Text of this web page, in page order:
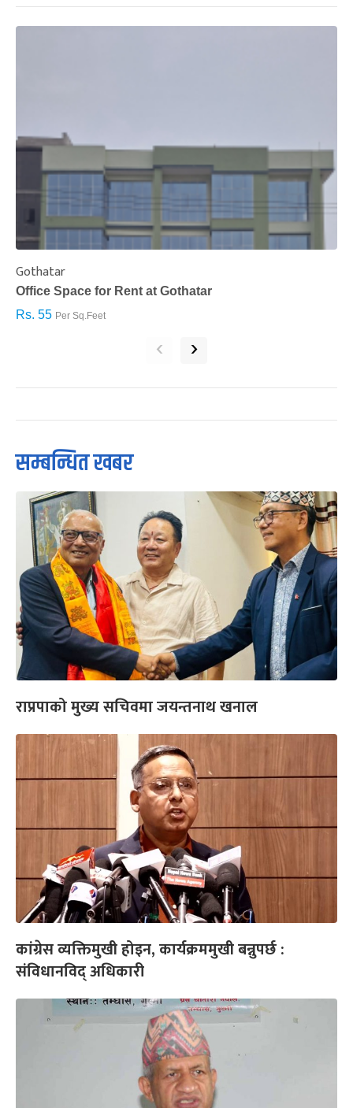
Gothatar
Office Space for Rent at Gothatar
Rs. 55 Per Sq.Feet
‹ ›
सम्बन्धित खबर
राप्रपाको मुख्य सचिवमा जयन्तनाथ खनाल
का‍ंग्रेस व्यक्तिमुखी होइन, कार्यक्रममुखी बन्नुपर्छ :
संविधानविद् अधिकारी